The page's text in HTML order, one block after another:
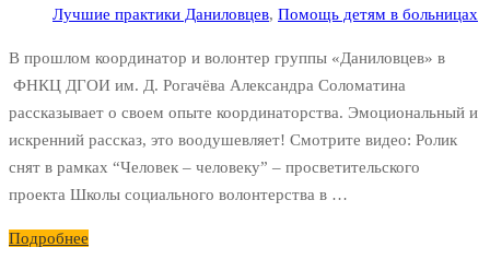
Лучшие практики Даниловцев, Помощь детям в больницах
В прошлом координатор и волонтер группы «Даниловцев» в
ФНКЦ ДГОИ им. Д. Рогачёва Александра Соломатина
рассказывает о своем опыте координаторства. Эмоциональный и
искренний рассказ, это воодушевляет! Смотрите видео: Ролик
снят в рамках “Человек – человеку” – просветительского
проекта Школы социального волонтерства в …
Подробнее